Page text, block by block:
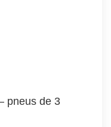
pneus de 3